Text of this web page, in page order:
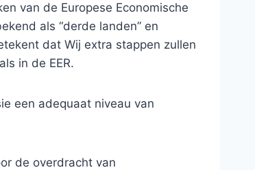
van de Europese Economische
als “derde landen” en
dat Wij extra stappen zullen
in de EER.
een adequaat niveau van
de overdracht van